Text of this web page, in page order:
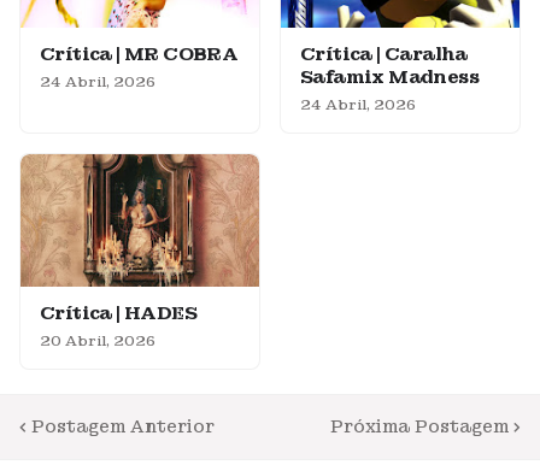
Crítica | MR COBRA
24 Abril, 2026
Crítica | Caralha
Safamix Madness
24 Abril, 2026
Crítica | HADES
20 Abril, 2026
Postagem Anterior Próxima Postagem